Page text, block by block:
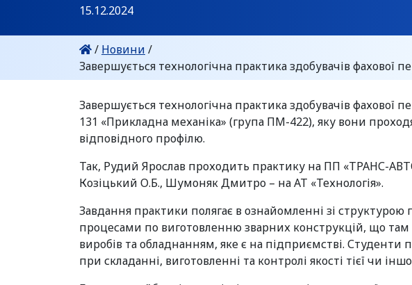
15.12.2024
/ Новини /
Завершується технологічна практика здобувачів фахової
Завершується технологічна практика здобувачів фахової
131 «Прикладна механіка» (група ПМ-422), яку вони
відповідного профілю.
Так, Рудий Ярослав проходить практику на ПП «ТРАНС-
Козіцький О.Б., Шумоняк Дмитро – на АТ «Технологія».
Завдання практики полягає в ознайомленні зі
процесами по виготовленню зварних конструкцій, що
виробів та обладнанням, яке є на підприємстві.
при складанні, виготовленні та контролі якості тієї чи